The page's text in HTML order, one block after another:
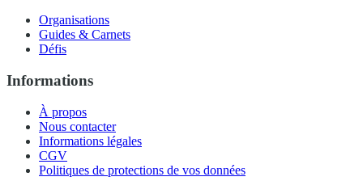
Organisations
Guides & Carnets
Défis
Informations
À propos
Nous contacter
Informations légales
CGV
Politiques de protections de vos données